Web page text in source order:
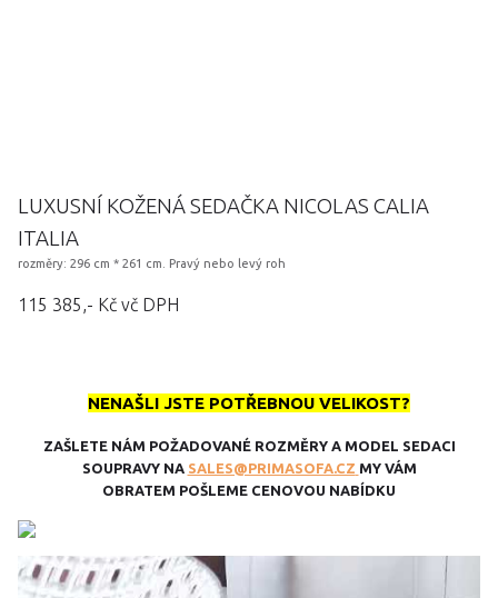
LUXUSNÍ KOŽENÁ SEDAČKA NICOLAS CALIA
ITALIA
rozměry: 296 cm * 261 cm. Pravý nebo levý roh
115 385,- Kč vč DPH
NENAŠLI JSTE POTŘEBNOU VELIKOST?
ZAŠLETE NÁM POŽADOVANÉ ROZMĚRY A MODEL SEDACI
SOUPRAVY NA SALES@PRIMASOFA.CZ MY VÁM
OBRATEM POŠLEME CENOVOU NABÍDKU